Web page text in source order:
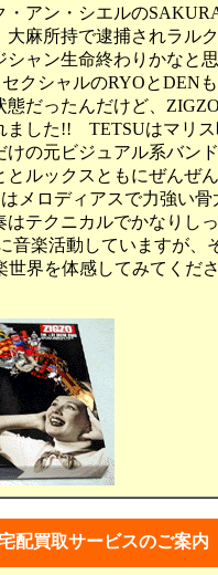
アン・シエルの
麻所持で逮捕されラル
シャン生命終わりかなと
クシャルのRYOとDEN
だったんだけど、
ました!! TETSUはマリ
けの元ビジュアル系バン
とルックスともにぜんぜ
メロディアスで力強い骨
テクニカルでかなりし
楽活動していますが、
世界を体感してみてくだ
配買取サービスのご案内